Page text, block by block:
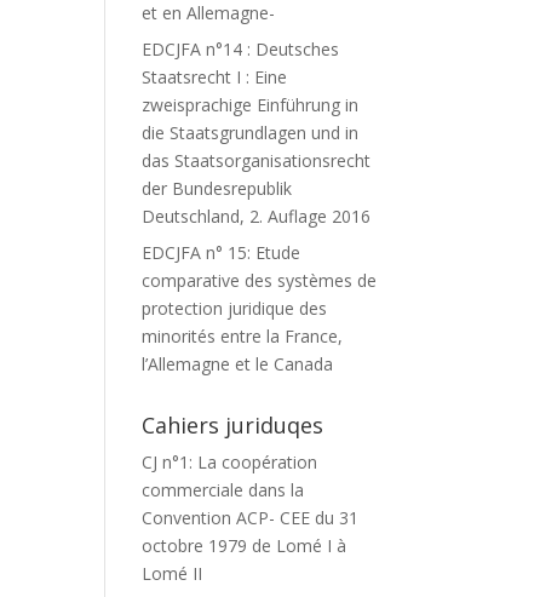
et en Allemagne-
EDCJFA n°14 : Deutsches
Staatsrecht I : Eine
zweisprachige Einführung in
die Staatsgrundlagen und in
das Staatsorganisationsrecht
der Bundesrepublik
Deutschland, 2. Auflage 2016
EDCJFA n° 15: Etude
comparative des systèmes de
protection juridique des
minorités entre la France,
l’Allemagne et le Canada
Cahiers juriduqes
CJ n°1: La coopération
commerciale dans la
Convention ACP- CEE du 31
octobre 1979 de Lomé I à
Lomé II